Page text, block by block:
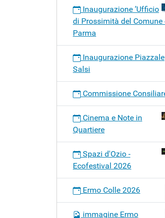
Inaugurazione ’Ufficio
di Prossimità del Comune
Parma
Inaugurazione Piazzale
Salsi
Commissione
Cinema e Note in
Quartiere
Spazi d'Ozio -
Ecofestival 2026
Ermo Colle 2026
immagine Ermo